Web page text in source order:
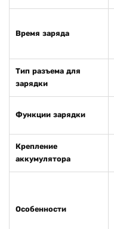
Время заряда
Тип разъема для
зарядки
Функции зарядки
Крепление
аккумулятора
Особенности